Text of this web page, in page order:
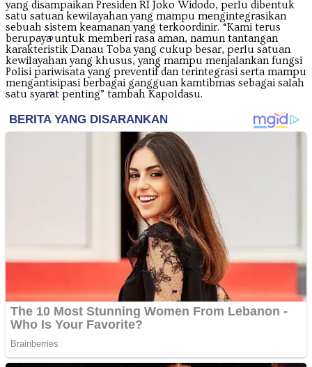
Papua Tengah
Riau
Sulawesi Barat
Sulawesi Selatan
Sulawesi Tengah
Sulawesi Tenggara
yang disampaikan Presiden RI Joko Widodo, perlu dibentuk
satu satuan kewilayahan yang mampu mengintegrasikan
sebuah sistem keamanan yang terkoordinir. “Kami terus
berupaya untuk memberi rasa aman, namun tantangan
karakteristik Danau Toba yang cukup besar, perlu satuan
kewilayahan yang khusus, yang mampu menjalankan fungsi
Polisi pariwisata yang preventif dan terintegrasi serta mampu
mengantisipasi berbagai gangguan kamtibmas sebagai salah
satu syarat penting” tambah Kapoldasu.